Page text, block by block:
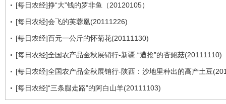
[每日农经]挣“大”钱的罗非鱼（20120105）
[每日农经]会飞的芙蓉凰(20111226)
[每日农经]百元一公斤的怀菊花(20111130)
[每日农经]全国农产品金秋展销行-新疆:“遭抢”的杏鲍菇(20111110)
[每日农经]全国农产品金秋展销行-陕西：沙地里种出的高产土豆
[每日农经]“三条腿走路”的阿白山羊(20111103)